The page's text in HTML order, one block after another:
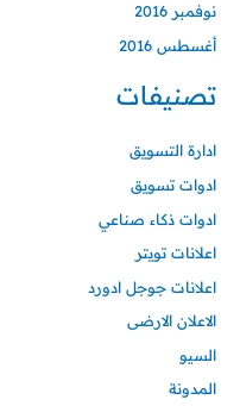
نوفمبر 2016
أغسطس 2016
تصنيفات
ادارة التسويق
ادوات تسويق
ادوات ذكاء صناعي
اعلانات تويتر
اعلانات جوجل ادورد
الاعلان الارضى
السيو
المدونة